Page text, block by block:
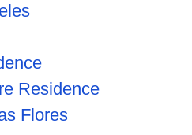
Residence
Flores